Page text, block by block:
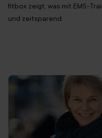
fitbox zeigt, was mit EMS-
und zeitsparend.